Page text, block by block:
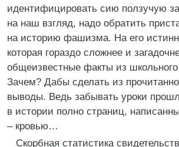
идентифицировать сию ползучую
на наш взгляд, надо обратить
на историю фашизма. На его
которая гораздо сложнее и
общеизвестные факты из школьного
Зачем? Дабы сделать из
выводы. Ведь забывать уроки
в истории полно страниц,
– кровью…
Скорбная статистика